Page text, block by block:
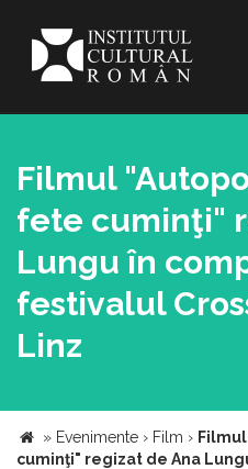
Filmul
fete cuminţi"
Lungu în
festivalul
Linz
» Evenimente › Film ›
cuminţi" regizat de Ana